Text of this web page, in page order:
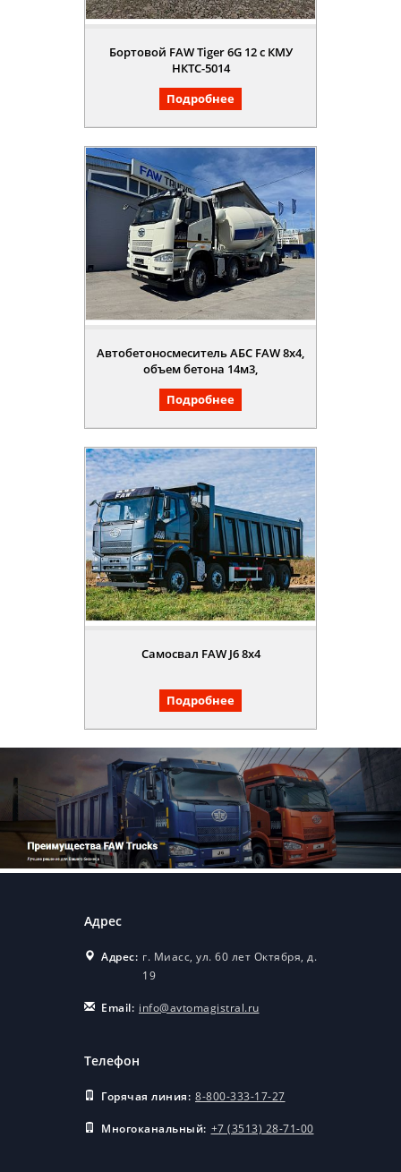
Бортовой FAW Tiger 6G 12 с КМУ
НКТС-5014
Подробнее
Автобетоносмеситель АБС FAW 8х4,
объем бетона 14м3,
Подробнее
Самосвал FAW J6 8x4
Подробнее
Адрес
Адрес: г. Миасс, ул. 60 лет Октября, д.
19
Email: info@avtomagistral.ru
Телефон
Горячая линия: 8-800-333-17-27
Многоканальный: +7 (3513) 28-71-00